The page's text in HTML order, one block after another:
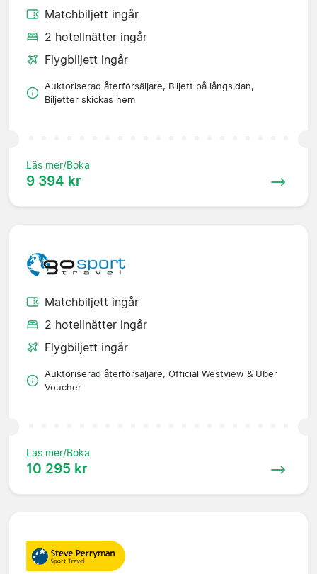
Matchbiljett ingår
2 hotellnätter ingår
Flygbiljett ingår
Auktoriserad återförsäljare, Biljett på långsidan,
Biljetter skickas hem
Läs mer/Boka
9 394 kr
Matchbiljett ingår
2 hotellnätter ingår
Flygbiljett ingår
Auktoriserad återförsäljare, Official Westview & Uber
Voucher
Läs mer/Boka
10 295 kr